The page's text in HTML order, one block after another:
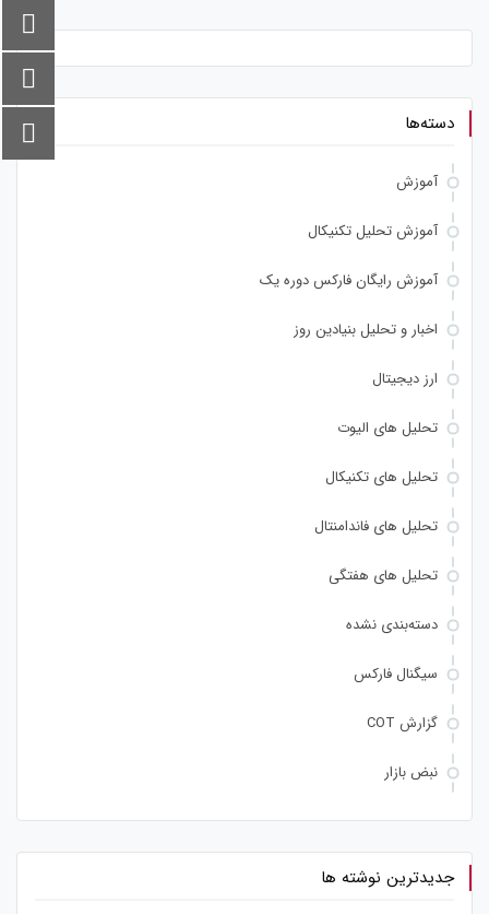
دسته‌ها
آموزش
آموزش تحلیل تکنیکال
آموزش رایگان فارکس دوره یک
اخبار و تحلیل بنیادین روز
ارز دیجیتال
تحلیل های الیوت
تحلیل های تکنیکال
تحلیل های فاندامنتال
تحلیل های هفتگی
دسته‌بندی نشده
سیگنال فارکس
گزارش COT
نبض بازار
جدیدترین نوشته ها